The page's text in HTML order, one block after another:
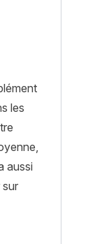
les
aussi
sur
Huile de coco